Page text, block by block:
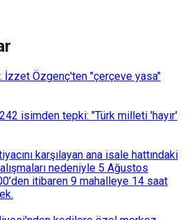
İzzet Özgenç'ten "çerçeve yasa"
isimden tepki: "Türk milleti 'hayır'
karşılayan ana isale hattındaki
nedeniyle 5 Ağustos
itibaren 9 mahalleye 14 saat